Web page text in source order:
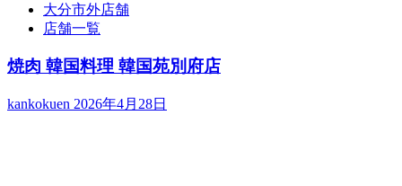
大分市外店舗
店舗一覧
焼肉 韓国料理 韓国苑別府店
kankokuen 2026年4月28日